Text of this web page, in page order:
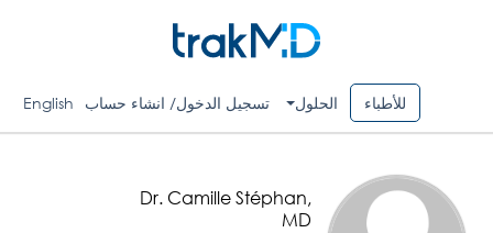
للأطباء الحلول تسجيل الدخول/ انشاء حساب English
Dr. Camille Stéphan,
MD